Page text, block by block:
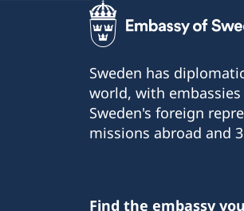
Sweden has
world, with
Sweden's foreign
missions abroad and
Find the embassy